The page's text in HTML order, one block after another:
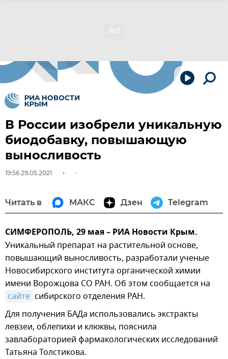
В России изобрели уникальную
биодобавку, повышающую
выносливость
19:56 29.05.2021
Читать в МАКС Дзен Telegram
СИМФЕРОПОЛЬ, 29 мая – РИА Новости Крым.
Уникальный препарат на растительной основе,
повышающий выносливость, разработали ученые
Новосибирского института органической химии
имени Ворожцова СО РАН. Об этом сообщается на
сайте сибирского отделения РАН.
Для получения БАДа использовались экстракты
левзеи, облепихи и клюквы, пояснила
завлабораторией фармакологических исследований
Татьяна Толстикова.